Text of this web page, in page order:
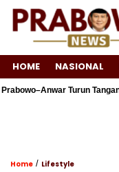
HOME NASIONAL
Turun Tangan
Home / Lifestyle